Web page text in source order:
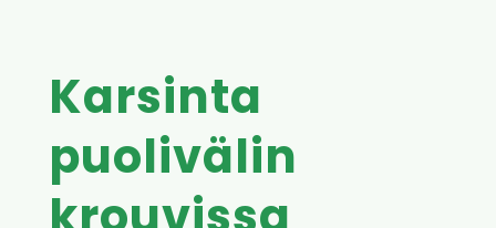
Karsinta
puolivälin